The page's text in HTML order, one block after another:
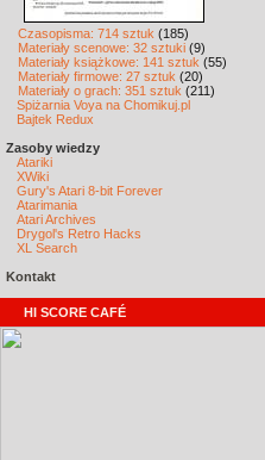
Czasopisma: 714 sztuk (185)
Materiały scenowe: 32 sztuki (9)
Materiały książkowe: 141 sztuk (55)
Materiały firmowe: 27 sztuk (20)
Materiały o grach: 351 sztuk (211)
Spiżarnia Voya na Chomikuj.pl
Bajtek Redux
Zasoby wiedzy
Atariki
XWiki
Gury's Atari 8-bit Forever
Atarimania
Atari Archives
Drygol's Retro Hacks
XL Search
Kontakt
HI SCORE CAFÉ